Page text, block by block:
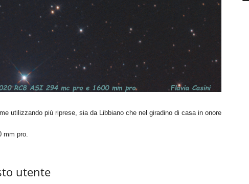
utilizzando più riprese, sia da Libbiano che nel giradino di casa in onore
mm pro.
utente